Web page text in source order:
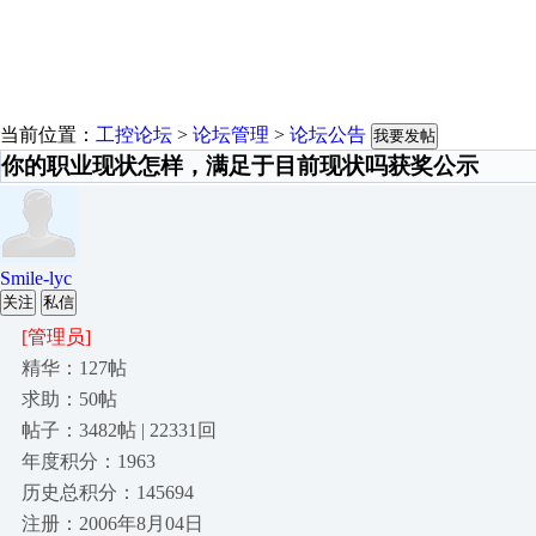
当前位置： 工控论坛 > 论坛管理 > 论坛公告 我要发帖
你的职业现状怎样，满足于目前现状吗获奖公示
Smile-lyc
关注 私信
[管理员]
精华：127帖
求助：50帖
帖子：3482帖 | 22331回
年度积分：1963
历史总积分：145694
注册：2006年8月04日